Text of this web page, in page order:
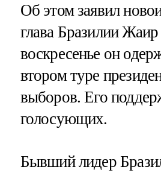
Об этом заявил
глава Бразилии
воскресенье он
втором туре
выборов. Его
голосующих.
Бывший лидер